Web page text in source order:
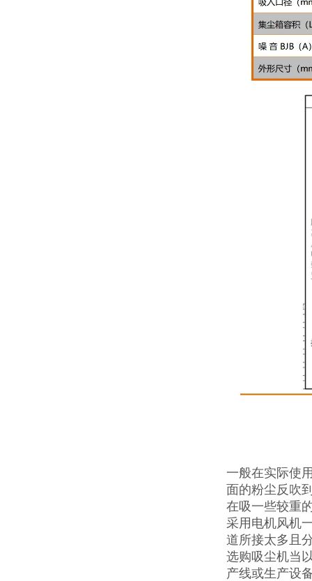
一般在实际使
面的粉尘反吹
在吸一些较重
采用电机风机
道所接太多且
选购吸尘机当
产线或生产设